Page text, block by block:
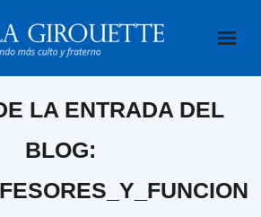
LA ENTRADA DEL
BLOG: